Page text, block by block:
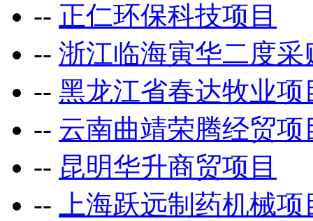
-- 正仁环保科技项目
-- 浙江临海寅华二度
-- 黑龙江省春达牧业项
-- 云南曲靖荣腾经贸项
-- 昆明华升商贸项目
--
上海跃远制药机械项